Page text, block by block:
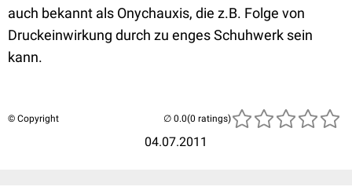
auch bekannt als Onychauxis, die z.B. Folge von
Druckeinwirkung durch zu enges Schuhwerk sein
kann.
© Copyright
04.07.2011
(0 ratings)